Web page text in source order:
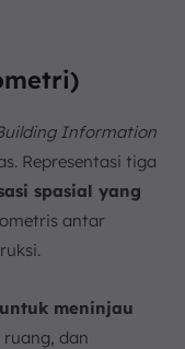
Information
Representasi tiga
spasial yang
antar
meninjau
dan